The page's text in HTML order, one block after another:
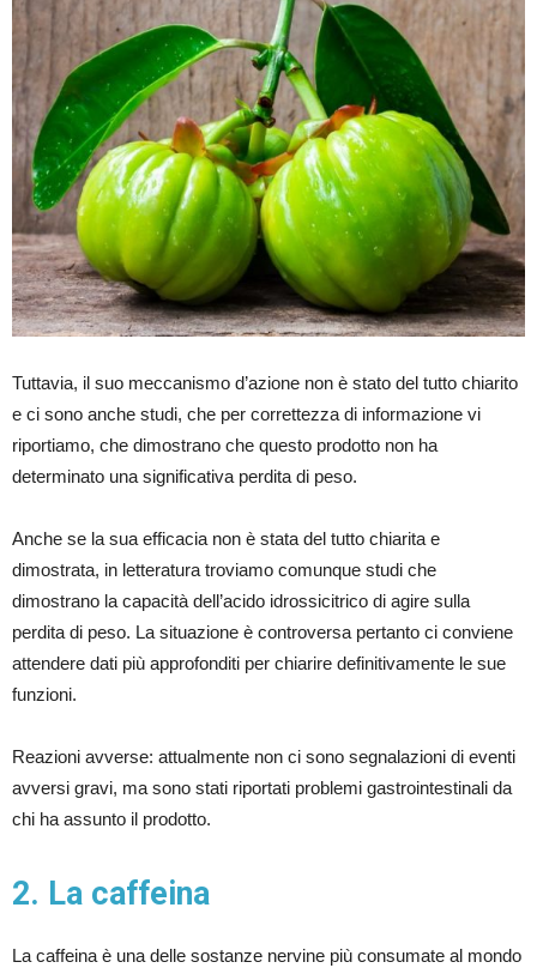
Tuttavia, il suo meccanismo d’azione non è stato del tutto chiarito
e ci sono anche studi, che per correttezza di informazione vi
riportiamo, che dimostrano che questo prodotto non ha
determinato una significativa perdita di peso.
Anche se la sua efficacia non è stata del tutto chiarita e
dimostrata, in letteratura troviamo comunque studi che
dimostrano la capacità dell’acido idrossicitrico di agire sulla
perdita di peso. La situazione è controversa pertanto ci conviene
attendere dati più approfonditi per chiarire definitivamente le sue
funzioni.
Reazioni avverse: attualmente non ci sono segnalazioni di eventi
avversi gravi, ma sono stati riportati problemi gastrointestinali da
chi ha assunto il prodotto.
2. La caffeina
La caffeina è una delle sostanze nervine più consumate al mondo